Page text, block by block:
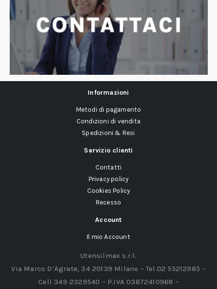
Informazioni
Metodi di pagamento
Condizioni di vendita
Spedizioni & Resi
Servizio clienti
Contatti
Privacy policy
Cookies Policy
Recesso
Account
Il mio Account
Utensilmax s.r.l.
Via Marco D’Agrate, 34 20139 Milano – Tel.02 55212985 –
Cell 349 2329540 – P.IVA 03872410968 –